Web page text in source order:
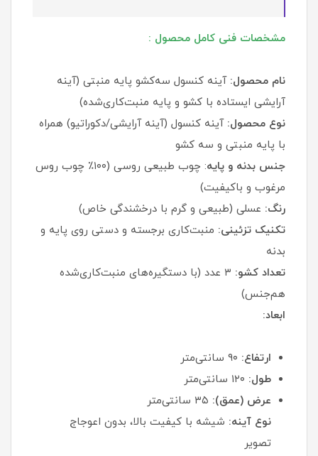
مشخصات فنی کامل محصول :
نام محصول: آینه کنسول سه‌کشو پایه منبتی (آینه
آرایشی ایستاده با کشو و پایه منبت‌کاری‌شده)
نوع محصول:آینه کنسول (آینه آرایشی/دکوراتیو) همراه
با پایه منبتی و سه کشو
جنس بدنه و پایه
: چوب طبیعی روسی (۱۰۰٪ چوب روس
مرغوب و باکیفیت)
رنگ: عسلی (طبیعی و گرم با درخشندگی خاص)
تکنیک تزئینی: منبت‌کاری برجسته و دستی روی پایه و
بدنه
تعداد کشو:
۳ عدد (با دستگیره‌های منبت‌کاری‌شده
هم‌جنس)
ابعاد:
ارتفاع: ۹۰ سانتی‌متر
طول:
عرض (عمق): ۳۵ سانتی‌متر
نوع آینه: شیشه با کیفیت بالا، بدون اعوجاج
تصویر